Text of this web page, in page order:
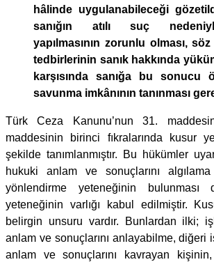
hâlinde uygulanabileceği
sanığın atılı suç
yapılmasının zorunlu olması,
tedbirlerinin sanık hakkında
karşısında sanığa bu sonucu
savunma imkânının tanınması
Türk Ceza Kanunu’nun 31.
maddesinin birinci fıkralarında kusur
şekilde tanımlanmıştır. Bu hükümler
hukuki anlam ve sonuçlarını algılama
yönlendirme yeteneğinin bulunması
yeteneğinin varlığı kabul edilmiştir.
belirgin unsuru vardır. Bunlardan ilki;
anlam ve sonuçlarını anlayabilme, diğeri
anlam ve sonuçlarını kavrayan kişinin,